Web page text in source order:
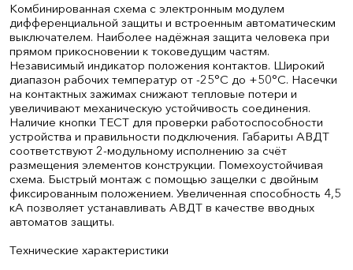
Комбинированная схема с электронным модулем
дифференциальной защиты и встроенным автоматическим
выключателем. Наиболее надёжная защита человека при
прямом прикосновении к токоведущим частям.
Независимый индикатор положения контактов. Широкий
диапазон рабочих температур от -25°С до +50°С. Насечки
на контактных зажимах снижают тепловые потери и
увеличивают механическую устойчивость соединения.
Наличие кнопки ТЕСТ для проверки работоспособности
устройства и правильности подключения. Габариты АВДТ
соответствуют 2-модульному исполнению за счёт
размещения элементов конструкции. Помехоустойчивая
схема. Быстрый монтаж с помощью защелки с двойным
фиксированным положением. Увеличенная способность 4,5
кА позволяет устанавливать АВДТ в качестве вводных
автоматов защиты.
Технические характеристики